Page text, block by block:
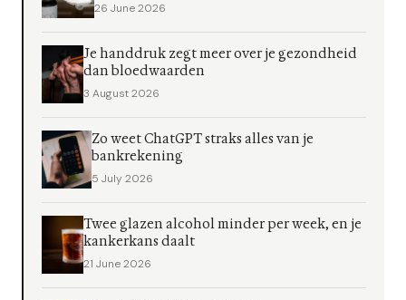
26 June 2026
Je handdruk zegt meer over je gezondheid
dan bloedwaarden
3 August 2026
Zo weet ChatGPT straks alles van je
bankrekening
5 July 2026
Twee glazen alcohol minder per week, en je
kankerkans daalt
21 June 2026